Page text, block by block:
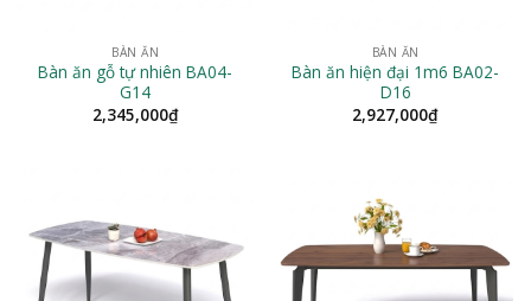
BÀN ĂN
Bàn ăn gỗ tự nhiên BA04-
G14
2,345,000₫
BÀN ĂN
Bàn ăn hiện đại 1m6 BA02-
D16
2,927,000₫